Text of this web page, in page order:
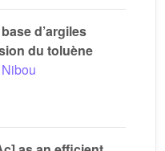
d’argiles
du toluène